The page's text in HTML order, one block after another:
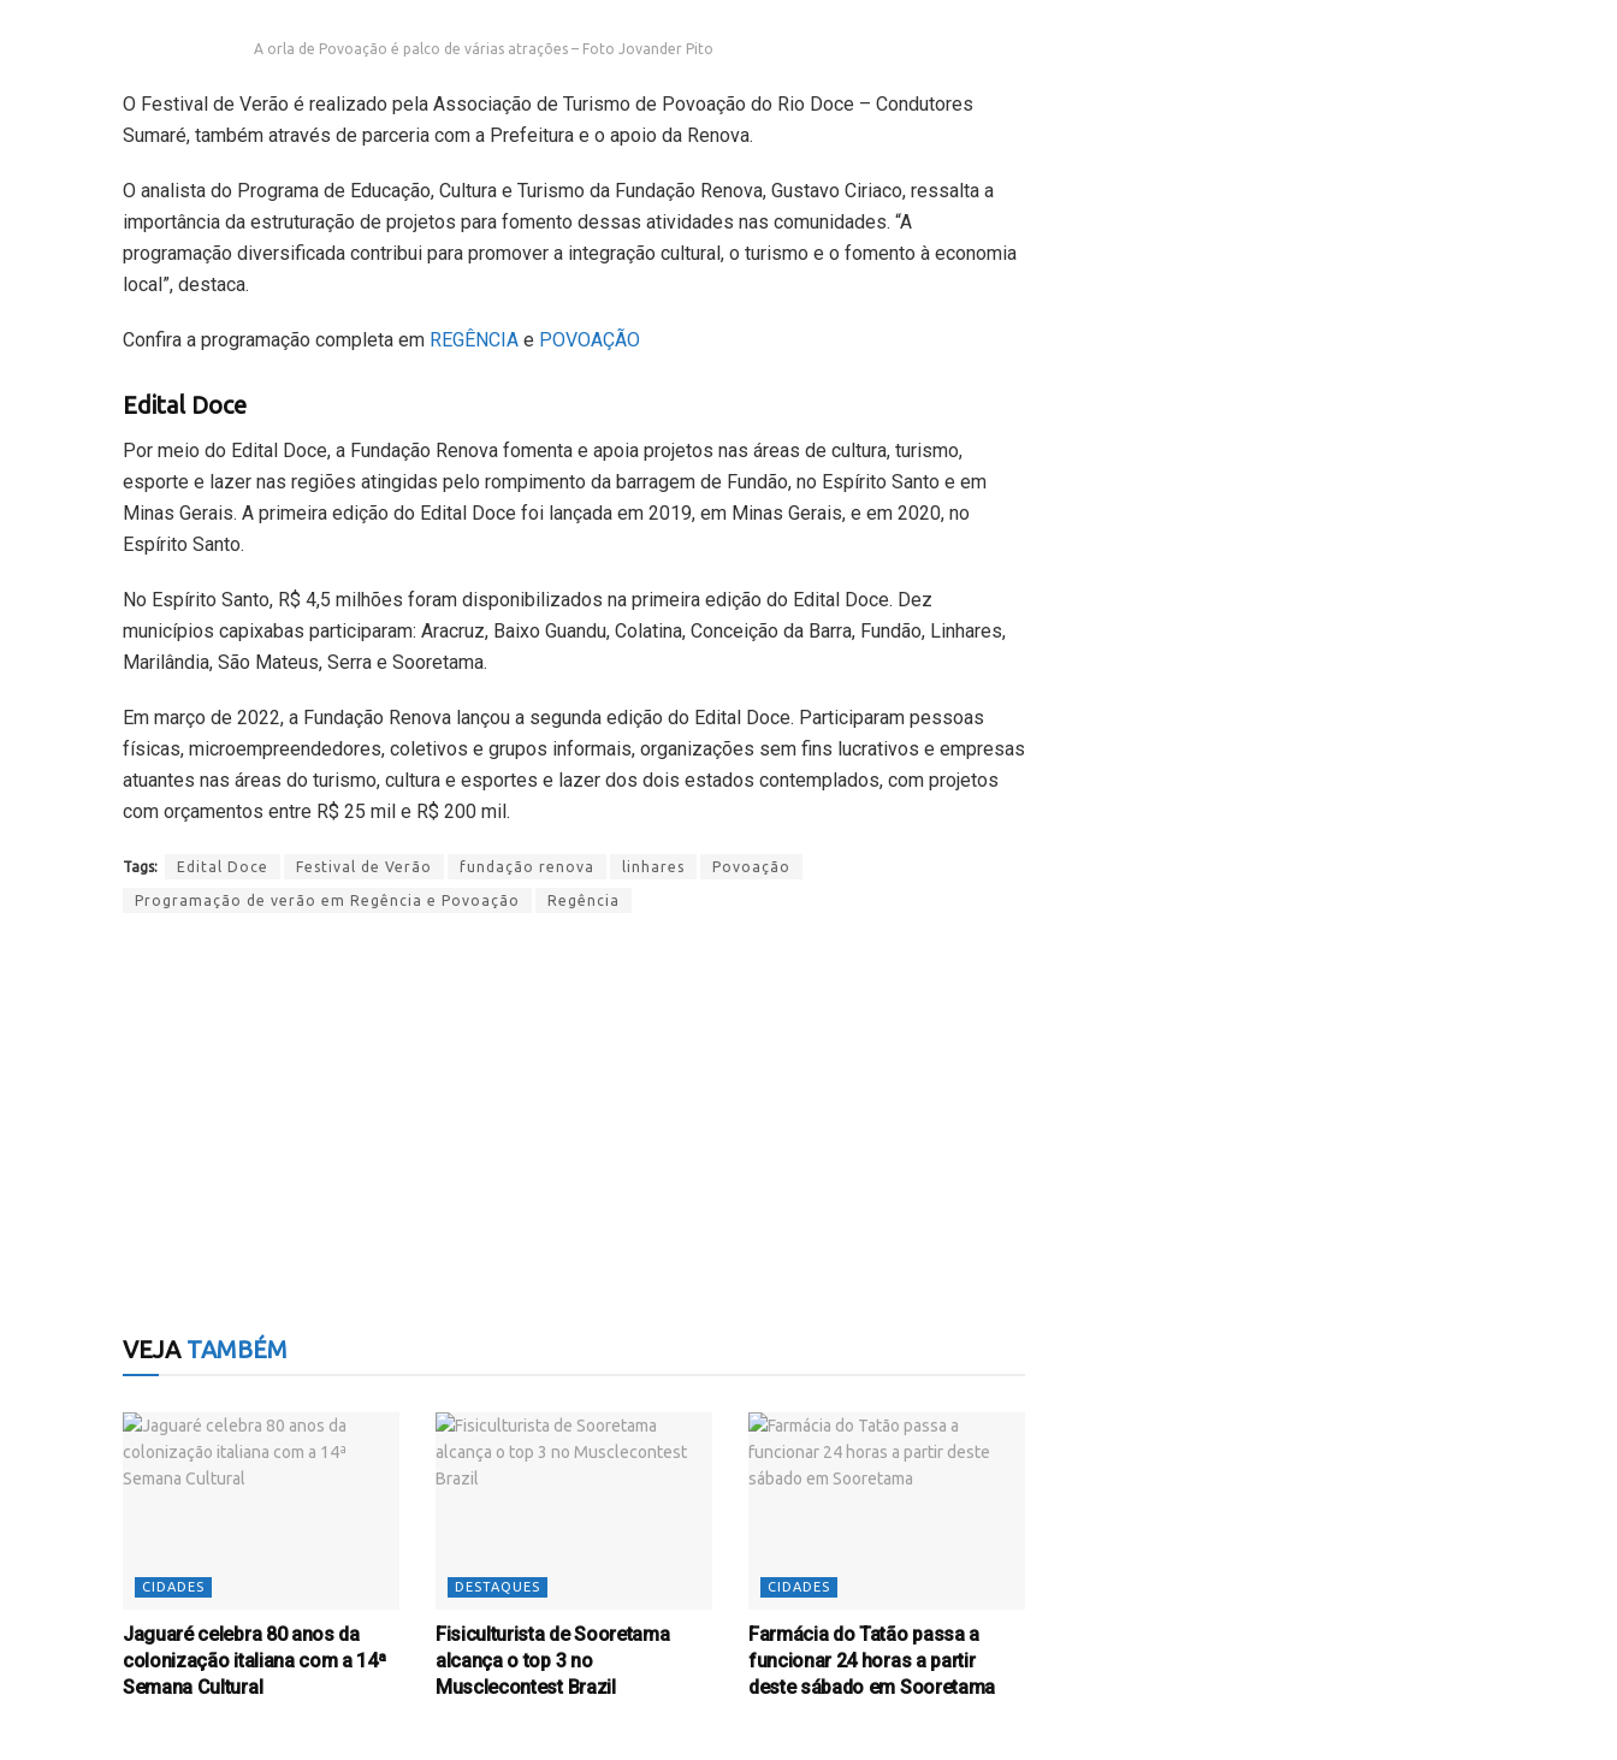
A orla de Povoação é palco de várias atrações – Foto Jovander Pito
O Festival de Verão é realizado pela Associação de Turismo de Povoação do Rio Doce – Condutores
Sumaré, também através de parceria com a Prefeitura e o apoio da Renova.
O analista do Programa de Educação, Cultura e Turismo da Fundação Renova, Gustavo Ciriaco, ressalta a
importância da estruturação de projetos para fomento dessas atividades nas comunidades. “A
programação diversificada contribui para promover a integração cultural, o turismo e o fomento à economia
local”, destaca.
Confira a programação completa em REGÊNCIA e POVOAÇÃO
Edital Doce
Por meio do Edital Doce, a Fundação Renova fomenta e apoia projetos nas áreas de cultura, turismo,
esporte e lazer nas regiões atingidas pelo rompimento da barragem de Fundão, no Espírito Santo e em
Minas Gerais. A primeira edição do Edital Doce foi lançada em 2019, em Minas Gerais, e em 2020, no
Espírito Santo.
No Espírito Santo, R$ 4,5 milhões foram disponibilizados na primeira edição do Edital Doce. Dez
municípios capixabas participaram: Aracruz, Baixo Guandu, Colatina, Conceição da Barra, Fundão, Linhares,
Marilândia, São Mateus, Serra e Sooretama.
Em março de 2022, a Fundação Renova lançou a segunda edição do Edital Doce. Participaram pessoas
físicas, microempreendedores, coletivos e grupos informais, organizações sem fins lucrativos e empresas
atuantes nas áreas do turismo, cultura e esportes e lazer dos dois estados contemplados, com projetos
com orçamentos entre R$ 25 mil e R$ 200 mil.
Tags: Edital Doce Festival de Verão fundação renova linhares Povoação
Programação de verão em Regência e Povoação Regência
VEJATAMBÉM
CIDADES
Jaguaré celebra 80 anos da
colonização italiana com a 14ª
Semana Cultural
DESTAQUES
Fisiculturista de Sooretama
alcança o top 3 no
Musclecontest Brazil
CIDADES
Farmácia do Tatão passa a
funcionar 24 horas a partir
deste sábado em Sooretama